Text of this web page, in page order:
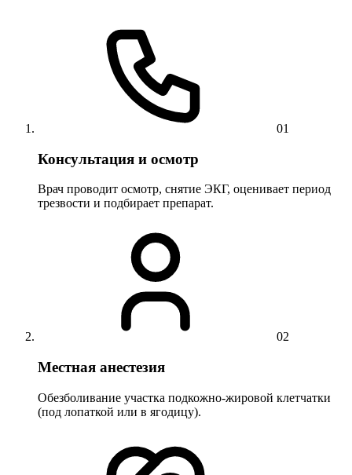
01
Консультация и осмотр
Врач проводит осмотр, снятие ЭКГ, оценивает период
трезвости и подбирает препарат.
02
Местная анестезия
Обезболивание участка подкожно-жировой клетчатки
(под лопаткой или в ягодицу).